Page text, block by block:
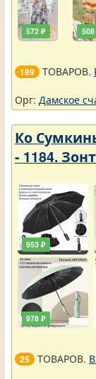
572 ₽ 508
189 ТОВАРОВ.
Орг: Дамское
Ко
- 1184.
953 ₽
978 ₽
25 ТОВАРОВ.